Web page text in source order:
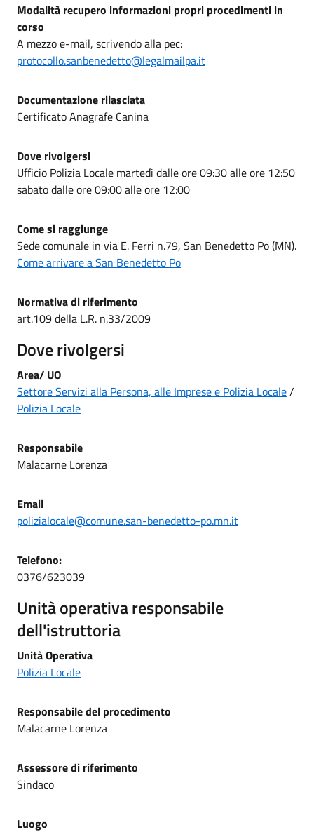
Modalità recupero informazioni propri procedimenti in
corso
A mezzo e-mail, scrivendo alla pec:
protocollo.sanbenedetto@legalmailpa.it
Documentazione rilasciata
Certificato Anagrafe Canina
Dove rivolgersi
Ufficio Polizia Locale martedì dalle ore 09:30 alle ore 12:50
sabato dalle ore 09:00 alle ore 12:00
Come si raggiunge
Sede comunale in via E. Ferri n.79, San Benedetto Po (MN).
Come arrivare a San Benedetto Po
Normativa di riferimento
art.109 della L.R. n.33/2009
Dove rivolgersi
Area/ UO
Settore Servizi alla Persona, alle Imprese e Polizia Locale/
Polizia Locale
Responsabile
Malacarne Lorenza
Email
polizialocale@comune.san-benedetto-po.mn.it
Telefono:
0376/623039
Unità operativa responsabile
dell'istruttoria
Unità Operativa
Polizia Locale
Responsabile del procedimento
Malacarne Lorenza
Assessore di riferimento
Sindaco
Luogo